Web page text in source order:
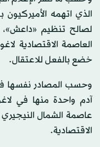
الذي اتهمه
لصالح تنظيم
العاصمة الاقتصادية
خضع بالفعل للاعتقال.
وحسب المصادر نفسها
آدم واحدة منها في
عاصمة الشمال
الاقتصادية.